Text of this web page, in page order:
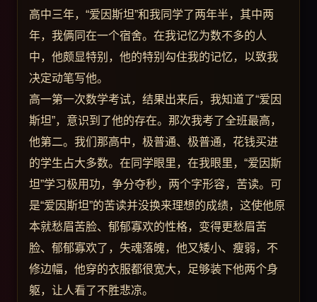
高中三年，“爱因斯坦”和我同学了两年半，其中两
年，我俩同在一个宿舍。在我记忆为数不多的人
中，他颇显特别，他的特别勾住我的记忆，以致我
决定动笔写他。
高一第一次数学考试，结果出来后，我知道了“爱因
斯坦”，意识到了他的存在。那次我考了全班最高，
他第二。我们那高中，极普通、极普通，花钱买进
的学生占大多数。在同学眼里，在我眼里，“爱因斯
坦”学习极用功，争分夺秒，两个字形容，苦读。可
是“爱因斯坦”的苦读并没换来理想的成绩，这使他原
本就愁眉苦脸、郁郁寡欢的性格，变得更愁眉苦
脸、郁郁寡欢了，失魂落魄，他又矮小、瘦弱，不
修边幅，他穿的衣服都很宽大，足够装下他两个身
躯，让人看了不胜悲凉。